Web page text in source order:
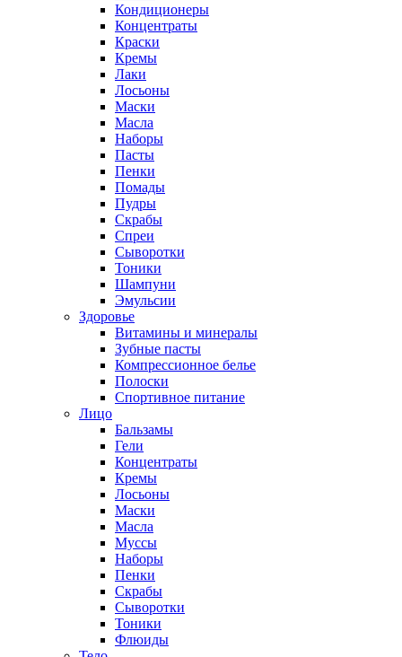
Кондиционеры
Концентраты
Краски
Кремы
Лаки
Лосьоны
Маски
Масла
Наборы
Пасты
Пенки
Помады
Пудры
Скрабы
Спреи
Сыворотки
Тоники
Шампуни
Эмульсии
Здоровье
Витамины и минералы
Зубные пасты
Компрессионное белье
Полоски
Спортивное питание
Лицо
Бальзамы
Гели
Концентраты
Кремы
Лосьоны
Маски
Масла
Муссы
Наборы
Пенки
Скрабы
Сыворотки
Тоники
Флюиды